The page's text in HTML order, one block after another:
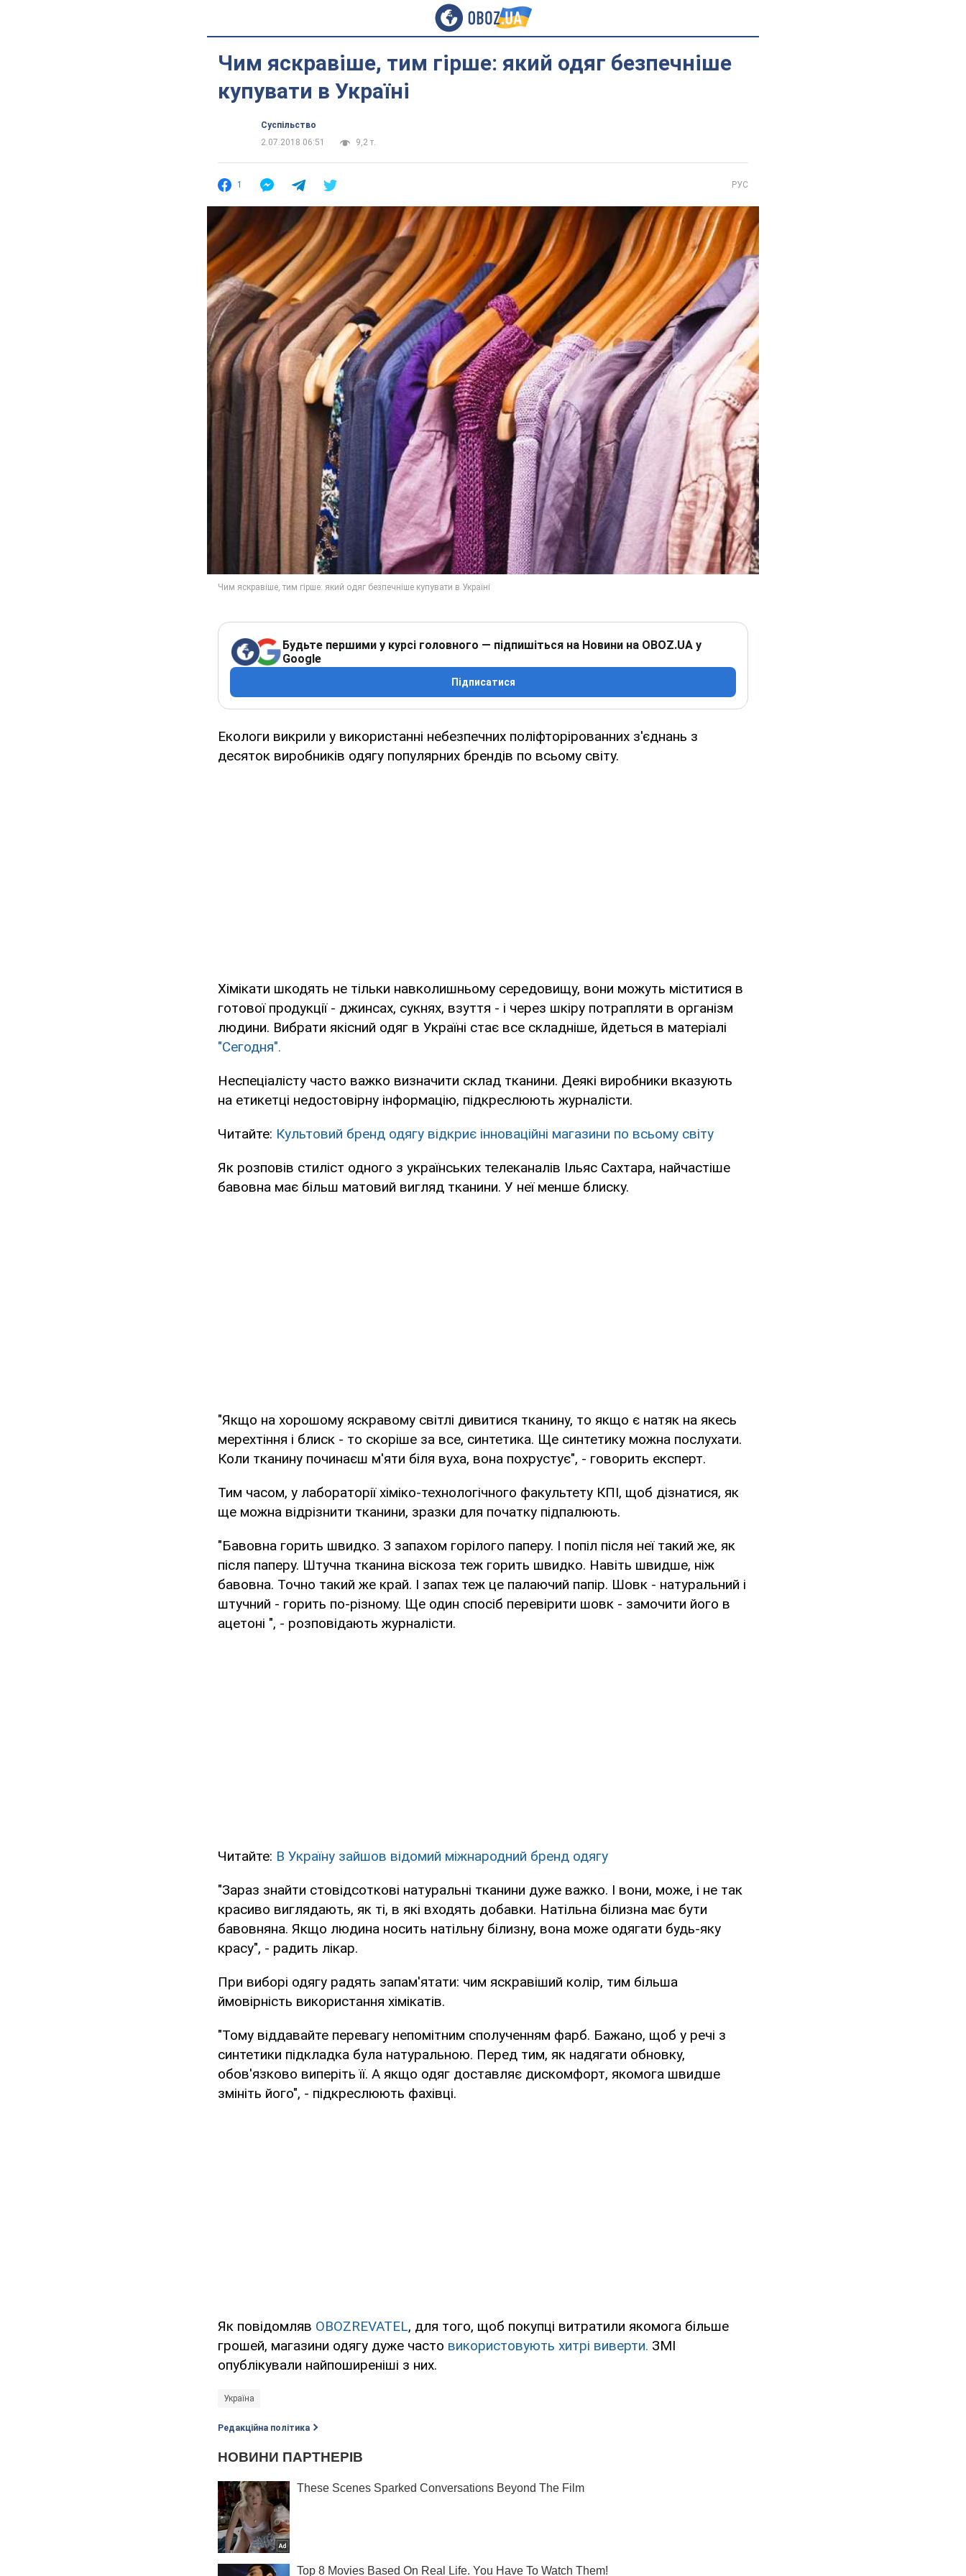
Чим яскравіше, тим гірше: який одяг безпечніше
купувати в Україні
Суспільство
2.07.2018 06:51
9,2 т.
1 РУС
Будьте першими у курсі головного — підпишіться на Новини на OBOZ.UA у
Google
Підписатися
Екологи викрили у використанні небезпечних поліфторірованних з'єднань з
десяток виробників одягу популярних брендів по всьому світу.
Хімікати шкодять не тільки навколишньому середовищу, вони можуть міститися в
готової продукції - джинсах, сукнях, взуття - і через шкіру потрапляти в організм
людини. Вибрати якісний одяг в Україні стає все складніше, йдеться в матеріалі
"Сегодня".
Неспеціалісту часто важко визначити склад тканини. Деякі виробники вказують
на етикетці недостовірну інформацію, підкреслюють журналісти.
Читайте: Культовий бренд одягу відкриє інноваційні магазини по всьому світу
Як розповів стиліст одного з українських телеканалів Ільяс Сахтара, найчастіше
бавовна має більш матовий вигляд тканини. У неї менше блиску.
"Якщо на хорошому яскравому світлі дивитися тканину, то якщо є натяк на якесь
мерехтіння і блиск - то скоріше за все, синтетика. Ще синтетику можна послухати.
Коли тканину починаєш м'яти біля вуха, вона похрустує", - говорить експерт.
Тим часом, у лабораторії хіміко-технологічного факультету КПІ, щоб дізнатися, як
ще можна відрізнити тканини, зразки для початку підпалюють.
"Бавовна горить швидко. З запахом горілого паперу. І попіл після неї такий же, як
після паперу. Штучна тканина віскоза теж горить швидко. Навіть швидше, ніж
бавовна. Точно такий же край. І запах теж це палаючий папір. Шовк - натуральний і
штучний - горить по-різному. Ще один спосіб перевірити шовк - замочити його в
ацетоні ", - розповідають журналісти.
Читайте: В Україну зайшов відомий міжнародний бренд одягу
"Зараз знайти стовідсоткові натуральні тканини дуже важко. І вони, може, і не так
красиво виглядають, як ті, в які входять добавки. Натільна білизна має бути
бавовняна. Якщо людина носить натільну білизну, вона може одягати будь-яку
красу", - радить лікар.
При виборі одягу радять запам'ятати: чим яскравіший колір, тим більша
ймовірність використання хімікатів.
"Тому віддавайте перевагу непомітним сполученням фарб. Бажано, щоб у речі з
синтетики підкладка була натуральною. Перед тим, як надягати обновку,
обов'язково виперіть її. А ​​якщо одяг доставляє дискомфорт, якомога швидше
змініть його", - підкреслюють фахівці.
Як повідомляв OBOZREVATEL, для того, щоб покупці витратили якомога більше
грошей, магазини одягу дуже часто використовують хитрі виверти. ЗМІ
опублікували найпоширеніші з них.
Україна
Редакційна політика